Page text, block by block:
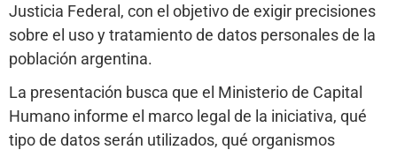
Justicia Federal, con el objetivo de exigir precisiones
sobre el uso y tratamiento de datos personales de la
población argentina.
La presentación busca que el Ministerio de Capital
Humano informe el marco legal de la iniciativa, qué
tipo de datos serán utilizados, qué organismos